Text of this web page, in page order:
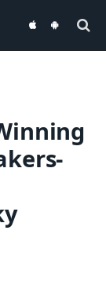
audiovisionaudiovision